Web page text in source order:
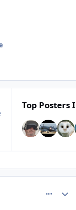
Top Posters
overview